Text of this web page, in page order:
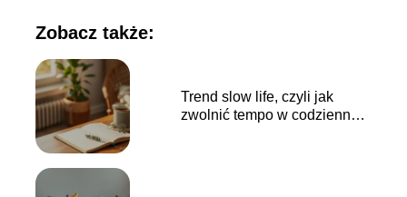
Zobacz także:
Trend slow life, czyli jak
zwolnić tempo w codziennym